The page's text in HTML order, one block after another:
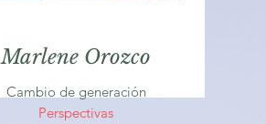
Marlene Orozco
Cambio de generación
Perspectivas